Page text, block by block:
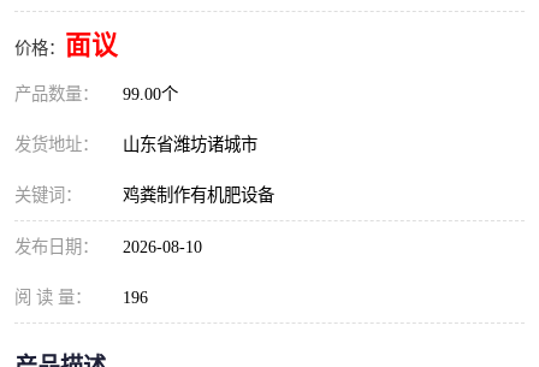
价格： 面议
产品数量： 99.00个
发货地址： 山东省潍坊诸城市
关键词： 鸡粪制作有机肥设备
发布日期： 2026-08-10
阅 读 量： 196